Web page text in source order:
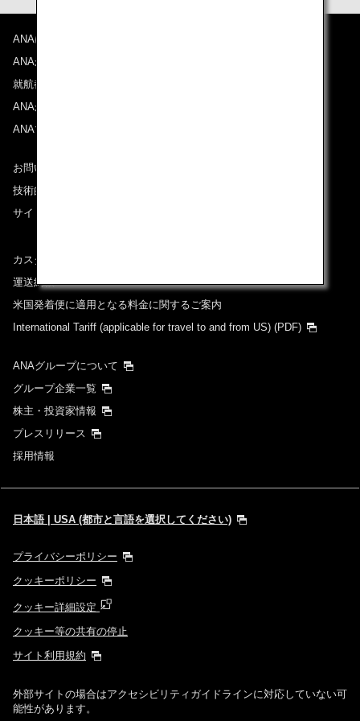
ANAについて
ANAからのお知らせ
就航都市
ANAがお約束する体験
ANAマイレージクラブ
お問い合わせ
技術的なお問い合わせ（推奨環境）
サイトマップ
カスタマーサービスプラン / コンテンジェンシープラン
運送約款
米国発着便に適用となる料金に関するご案内
International Tariff (applicable for travel to and from US) (PDF)
ANAグループについて
グループ企業一覧
株主・投資家情報
プレスリリース
採用情報
日本語 | USA (都市と言語を選択してください)
プライバシーポリシー
クッキーポリシー
クッキー詳細設定
クッキー等の共有の停止
サイト利用規約
外部サイトの場合はアクセシビリティガイドラインに対応していない可
能性があります。